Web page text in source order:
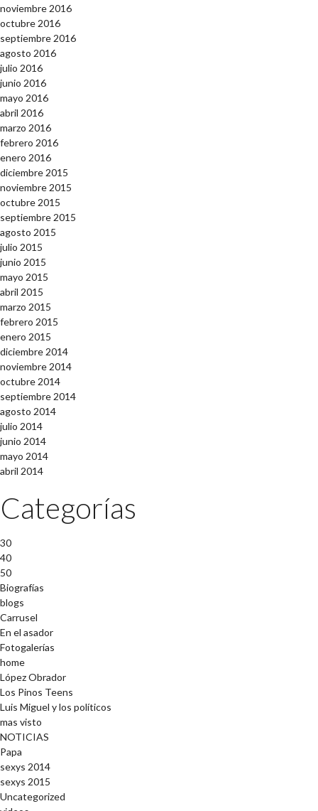
noviembre 2016
octubre 2016
septiembre 2016
agosto 2016
julio 2016
junio 2016
mayo 2016
abril 2016
marzo 2016
febrero 2016
enero 2016
diciembre 2015
noviembre 2015
octubre 2015
septiembre 2015
agosto 2015
julio 2015
junio 2015
mayo 2015
abril 2015
marzo 2015
febrero 2015
enero 2015
diciembre 2014
noviembre 2014
octubre 2014
septiembre 2014
agosto 2014
julio 2014
junio 2014
mayo 2014
abril 2014
Categorías
30
40
50
Biografías
blogs
Carrusel
En el asador
Fotogalerías
home
López Obrador
Los Pinos Teens
Luis Miguel y los políticos
mas visto
NOTICIAS
Papa
sexys 2014
sexys 2015
Uncategorized